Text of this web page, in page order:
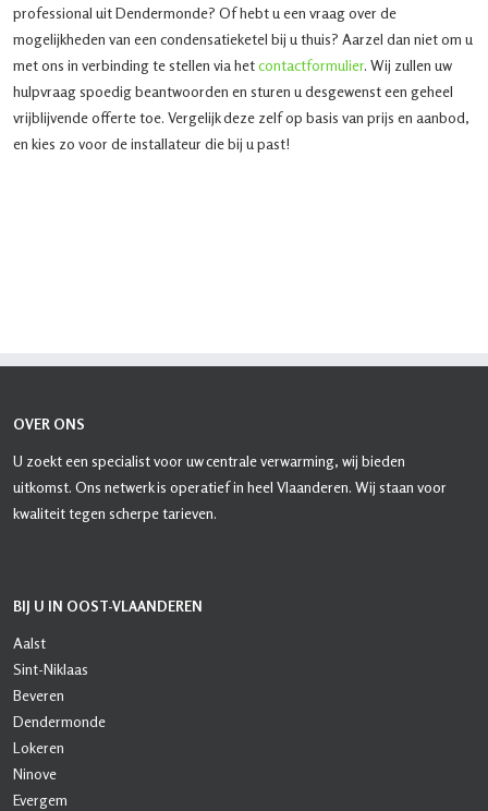
professional uit Dendermonde? Of hebt u een vraag over de
mogelijkheden van een condensatieketel bij u thuis? Aarzel dan niet om u
met ons in verbinding te stellen via hetcontactformulier. Wij zullen uw
hulpvraag spoedig beantwoorden en sturen u desgewenst een geheel
vrijblijvende offerte toe. Vergelijk deze zelf op basis van prijs en aanbod,
en kies zo voor de installateur die bij u past!
OVER ONS
U zoekt een specialist voor uw centrale verwarming, wij bieden
uitkomst. Ons netwerk is operatief in heel Vlaanderen. Wij staan voor
kwaliteit tegen scherpe tarieven.
BIJ U IN OOST-VLAANDEREN
Aalst
Sint-Niklaas
Beveren
Dendermonde
Lokeren
Ninove
Evergem